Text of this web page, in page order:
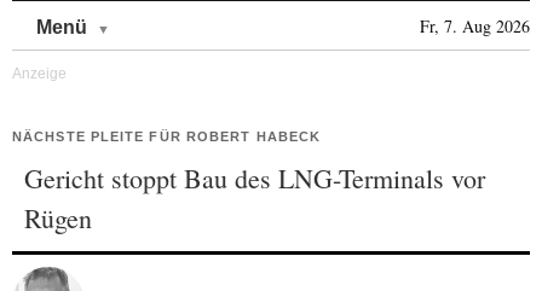
Menü Fr, 7. Aug 2026
NÄCHSTE PLEITE FÜR ROBERT HABECK
Gericht stoppt Bau des LNG-Terminals vor
Rügen